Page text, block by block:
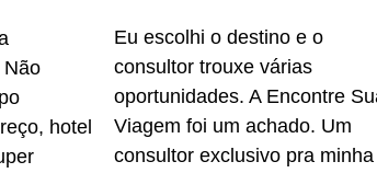
Não
hotel
Eu escolhi o destino e o
consultor trouxe várias
oportunidades. A Encontre
Viagem foi um achado. Um
consultor exclusivo pra minha